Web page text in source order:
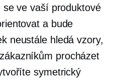
ve vaší produktové
a bude
neustále hledá vzory,
procházet
symetrický